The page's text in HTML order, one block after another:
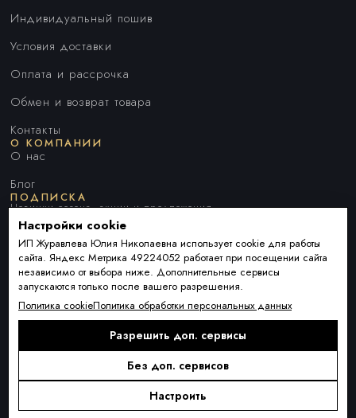
Индивидуальный пошив
Условия доставки
Оплата и рассрочка
Обмен и возврат товара
Контакты
О КОМПАНИИ
О нас
Блог
ПОДПИСКА
Новинки сезона, акции и предложения
Я ДАЮ СОГЛАСИЕ НА ОБРАБОТКУ ПЕРСОНАЛЬНЫХ ДАННЫХ И
СОГЛАШАЮСЬ СПОЛИТИКОЙ ОБРАБОТКИ ПЕРСОНАЛЬНЫХ
ДАННЫХ
Подписаться
Настройки cookie
ИП Журавлева Юлия Николаевна использует cookie для работы
сайта. Яндекс Метрика 49224052 работает при посещении сайта
независимо от выбора ниже. Дополнительные сервисы
запускаются только после вашего разрешения.
Политика cookieПолитика обработки персональных данных
Разрешить доп. сервисы
Без доп. сервисов
Настроить